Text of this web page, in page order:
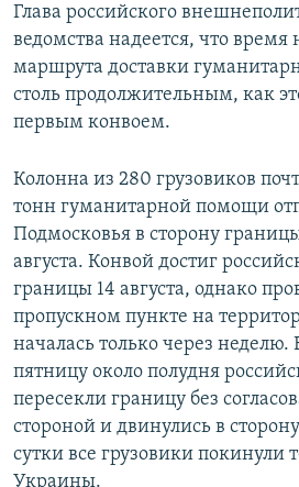
Հայերեն
English
Русский
Все сайты Радио Азатутюн
Глава российского
ведомства надеется, что время
маршрута доставки
столь продолжительным, как
первым конвоем.
Колонна из 280 грузовиков
тонн гуманитарной помощи
Подмосковья в сторону
августа. Конвой достиг
границы 14 августа, однако
пропускном пункте на
началась только через
пятницу около полудня
пересекли границу без
стороной и двинулись в
сутки все грузовики покинули
Украины.